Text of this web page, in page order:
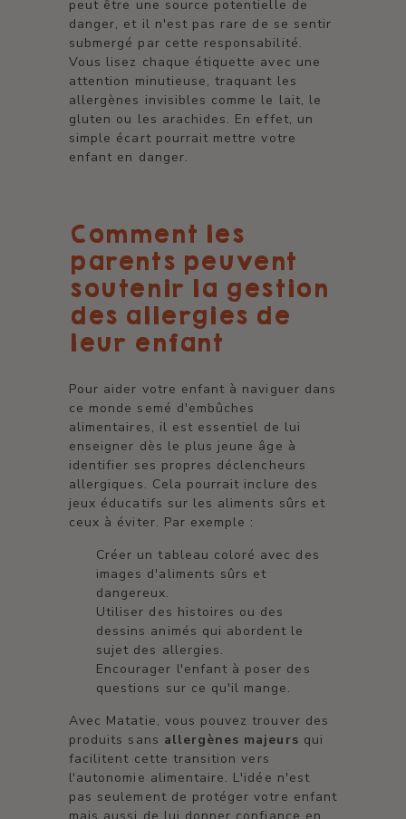
peut être une source potentielle de
danger, et il n'est pas rare de se sentir
submergé par cette responsabilité.
Vous lisez chaque étiquette avec une
attention minutieuse, traquant les
allergènes invisibles comme le lait, le
gluten ou les arachides. En effet, un
simple écart pourrait mettre votre
enfant en danger.
Comment les
parents peuvent
soutenir la gestion
des allergies de
leur enfant
Pour aider votre enfant à naviguer dans
ce monde semé d'embûches
alimentaires, il est essentiel de lui
enseigner dès le plus jeune âge à
identifier ses propres déclencheurs
allergiques. Cela pourrait inclure des
jeux éducatifs sur les aliments sûrs et
ceux à éviter. Par exemple :
Créer un tableau coloré avec des
images d'aliments sûrs et
dangereux.
Utiliser des histoires ou des
dessins animés qui abordent le
sujet des allergies.
Encourager l'enfant à poser des
questions sur ce qu'il mange.
Avec Matatie, vous pouvez trouver des
produits sans allergènes majeurs qui
facilitent cette transition vers
l'autonomie alimentaire. L'idée n'est
pas seulement de protéger votre enfant